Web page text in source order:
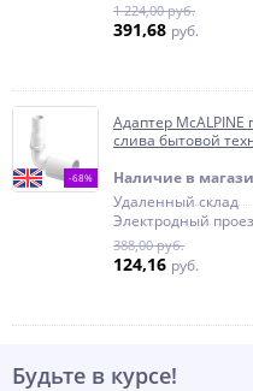
1 224,00 руб.
391,68 руб.
-68%
Адаптер
слива бытовой
Наличие в
Удаленный склад
Электродный
388,00 руб.
124,16 руб.
Будьте в курсе!